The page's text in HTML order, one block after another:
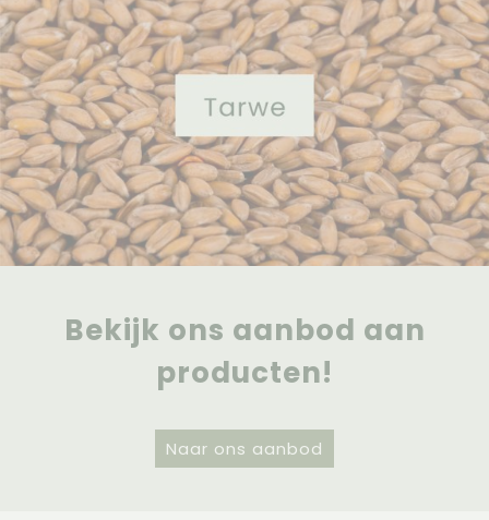
Bekijk ons aanbod aan
producten!
Naar ons aanbod